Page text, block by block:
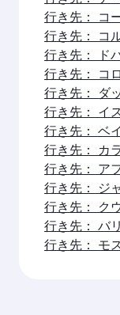
行き先： コ
行き先： コ
行き先： ド
行き先： コ
行き先： ダ
行き先： イ
行き先： ベ
行き先： カ
行き先： ア
行き先： ジ
行き先： ク
行き先： バリ
行き先： モ